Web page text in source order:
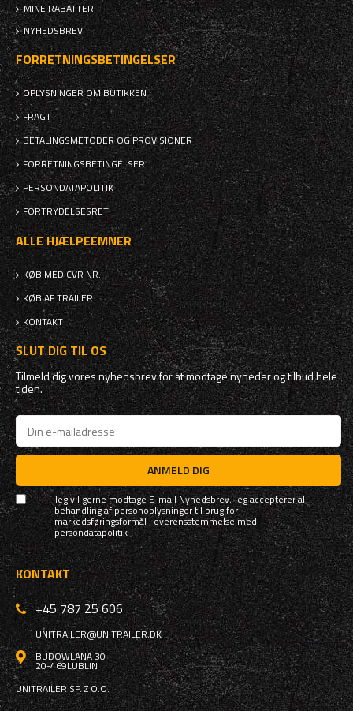
MINE RABATTER
NYHEDSBREV
FORRETNINGSBETINGELSER
OPLYSNINGER OM BUTIKKEN
FRAGT
BETALINGSMETODER OG PROVISIONER
FORRETNINGSBETINGELSER
PERSONDATAPOLITIK
FORTRYDELSESRET
ALLE HJÆLPEEMNER
KØB MED CVR NR.
KØB AF TRAILER
KONTAKT
SLUT DIG TIL OS
Tilmeld dig vores nyhedsbrev for at modtage nyheder og tilbud hele
tiden.
ANMELD DIG
Jeg vil gerne modtage E-mail Nyhedsbrev. Jeg accepterer al
behandling af personoplysninger til brug for
markedsføringsformål i overensstemmelse med
persondatapolitik
KONTAKT
+45 787 25 606
UNITRAILER@UNITRAILER.DK
BUDOWLANA 30
20-469LUBLIN
UNITRAILER SP. Z O.O.